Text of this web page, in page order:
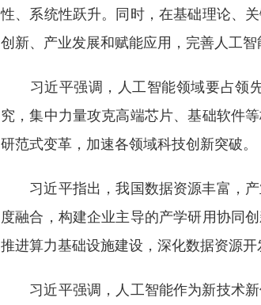
性、系统性跃升。同时，在基础理论、
创新、产业发展和赋能应用，完善人工
习近平强调，人工智能领域要占领先
究，集中力量攻克高端芯片、基础软件
研范式变革，加速各领域科技创新突破。
习近平指出，我国数据资源丰富，产
度融合，构建企业主导的产学研用协同
推进算力基础设施建设，深化数据资源开
习近平强调，人工智能作为新技术新